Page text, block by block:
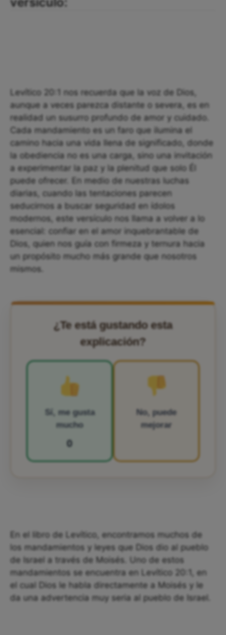
Levítico 20:1 nos recuerda que la voz de Dios,
aunque a veces parezca distante o severa, es en
realidad un susurro profundo de amor y cuidado.
Cada mandamiento es un faro que ilumina el
camino hacia una vida llena de significado, donde
la obediencia no es una carga, sino una invitación
a experimentar la paz y la plenitud que solo Él
puede ofrecer. En medio de nuestras luchas
diarias, cuando las tentaciones parecen
seducirnos a buscar seguridad en ídolos
modernos, este versículo nos llama a volver a lo
esencial: confiar en el amor inquebrantable de
Dios, quien nos guía con firmeza y ternura hacia
un propósito mucho más grande que nosotros
mismos.
¿Te está gustando esta
explicación?
Sí, me gusta
mucho
0
No, puede
mejorar
En el libro de Levítico, encontramos muchos de
los mandamientos y leyes que Dios dio al pueblo
de Israel a través de Moisés. Uno de estos
mandamientos se encuentra en Levítico 20:1, en
el cual Dios le habla directamente a Moisés y le
da una advertencia muy seria al pueblo de Israel.